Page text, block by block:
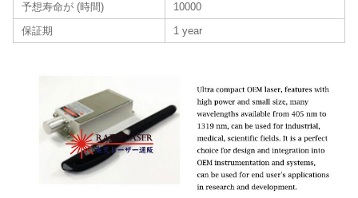
予想寿命が (時間)
10000
保証期
1 year